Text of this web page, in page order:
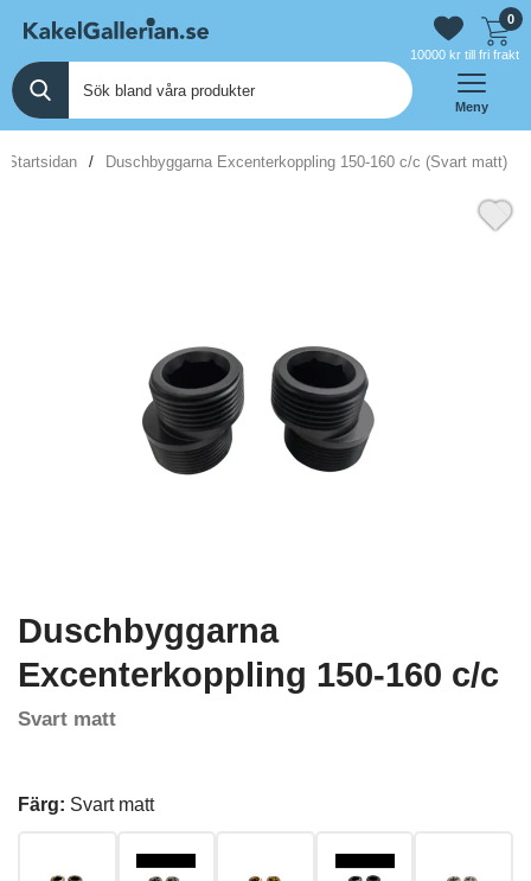
0
10000 kr till fri frakt
Meny
Startsidan Duschbyggarna Excenterkoppling 150-160 c/c (Svart matt)
Duschbyggarna
Excenterkoppling 150-160 c/c
Svart matt
Färg: Svart matt